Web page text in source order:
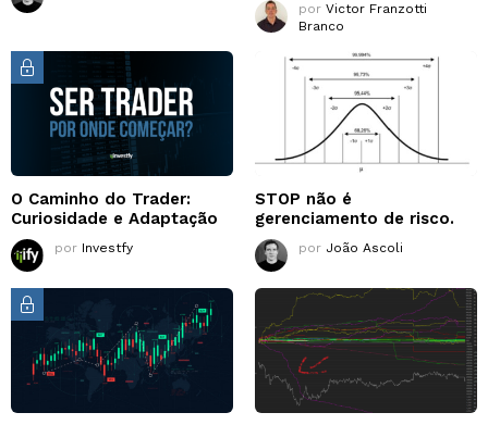
por Victor Franzotti
Branco
O Caminho do Trader:
Curiosidade e Adaptação
por Investfy
STOP não é
gerenciamento de risco.
por João Ascoli